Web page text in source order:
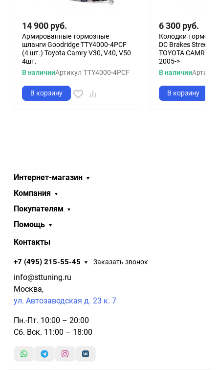
14 900 руб.
Армированные тормозные
шланги Goodridge TTY4000-4PCF
(4 шт.) Toyota Camry V30, V40, V50
4шт.
В наличииАртикул TTY4000-4PCF
В корзину
6 300 руб.
Колодки
DC Brakes Street
TOYOTA CAMRY
2005->
В наличииАртикул
В корзину
Интернет-магазин
Компания
Покупателям
Помощь
Контакты
+7 (495) 215-55-45 Заказать звонок
info@sttuning.ru
Москва,
ул. Автозаводская д. 23 к. 7
Пн.-Пт. 10:00 – 20:00
Сб. Вск. 11:00 – 18:00